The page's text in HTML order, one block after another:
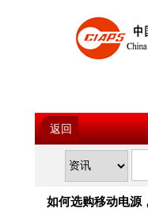
返回
如何选购移动电源